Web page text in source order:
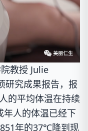
教授 Julie
研究成果报告，报
的平均体温在持续
年人的体温已经下
年的37℃降到现